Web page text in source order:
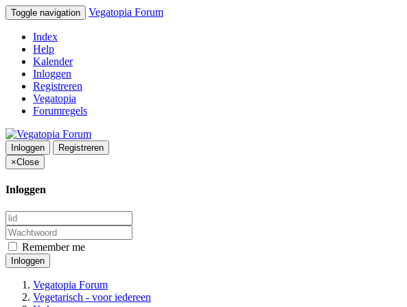
Toggle navigation Vegatopia Forum
Index
Help
Kalender
Inloggen
Registreren
Vegatopia
Forumregels
Inloggen
Registreren
×Close
Inloggen
Remember me
Inloggen
Vegatopia Forum
Vegetarisch - voor iedereen